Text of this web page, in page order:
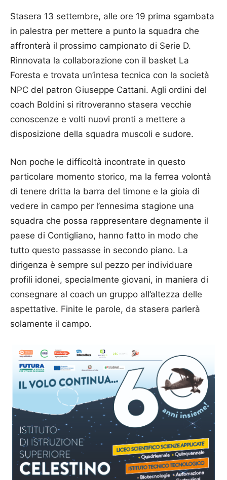
Stasera 13 settembre, alle ore 19 prima sgambata
in palestra per mettere a punto la squadra che
affronterà il prossimo campionato di Serie D.
Rinnovata la collaborazione con il basket La
Foresta e trovata un’intesa tecnica con la società
NPC del patron Giuseppe Cattani. Agli ordini del
coach Boldini si ritroveranno stasera vecchie
conoscenze e volti nuovi pronti a mettere a
disposizione della squadra muscoli e sudore.
Non poche le difficoltà incontrate in questo
particolare momento storico, ma la ferrea volontà
di tenere dritta la barra del timone e la gioia di
vedere in campo per l’ennesima stagione una
squadra che possa rappresentare degnamente il
paese di Contigliano, hanno fatto in modo che
tutto questo passasse in secondo piano. La
dirigenza è sempre sul pezzo per individuare
profili idonei, specialmente giovani, in maniera di
consegnare al coach un gruppo all’altezza delle
aspettative. Finite le parole, da stasera parlerà
solamente il campo.